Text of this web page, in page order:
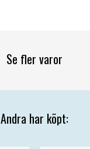
Se fler varor
Andra har köpt: